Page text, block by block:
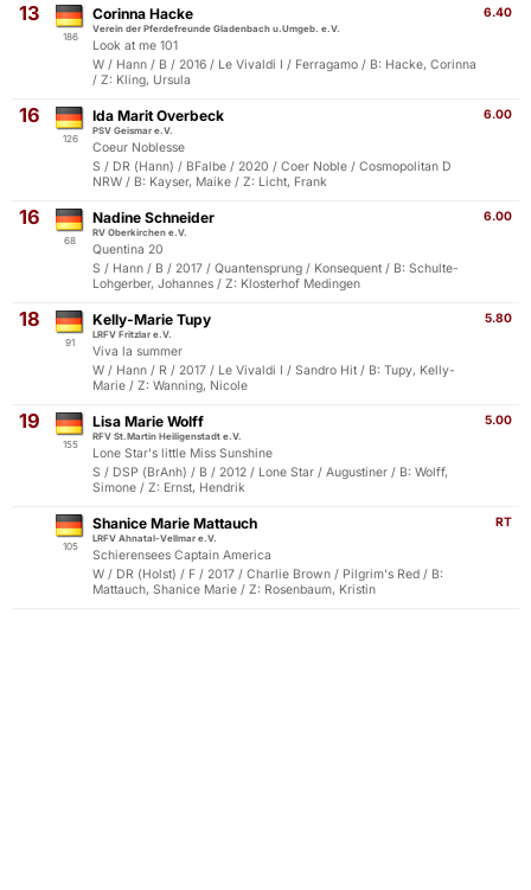
13
186
6.40
Corinna Hacke
Verein der Pferdefreunde Gladenbach u.Umgeb. e.V.
Look at me 101
W / Hann / B / 2016 / Le Vivaldi I / Ferragamo / B: Hacke, Corinna
/ Z: Kling, Ursula
16
126
6.00
Ida Marit Overbeck
PSV Geismar e.V.
Coeur Noblesse
S / DR (Hann) / BFalbe / 2020 / Coer Noble / Cosmopolitan D
NRW / B: Kayser, Maike / Z: Licht, Frank
16
68
6.00
Nadine Schneider
RV Oberkirchen e.V.
Quentina 20
S / Hann / B / 2017 / Quantensprung / Konsequent / B: Schulte-
Lohgerber, Johannes / Z: Klosterhof Medingen
18
91
5.80
Kelly-Marie Tupy
LRFV Fritzlar e.V.
Viva la summer
W / Hann / R / 2017 / Le Vivaldi I / Sandro Hit / B: Tupy, Kelly-
Marie / Z: Wanning, Nicole
19
155
5.00
Lisa Marie Wolff
RFV St.Martin Heiligenstadt e.V.
Lone Star's little Miss Sunshine
S / DSP (BrAnh) / B / 2012 / Lone Star / Augustiner / B: Wolff,
Simone / Z: Ernst, Hendrik
105
RT
Shanice Marie Mattauch
LRFV Ahnatal-Vellmar e.V.
Schierensees Captain America
W / DR (Holst) / F / 2017 / Charlie Brown / Pilgrim's Red / B:
Mattauch, Shanice Marie / Z: Rosenbaum, Kristin